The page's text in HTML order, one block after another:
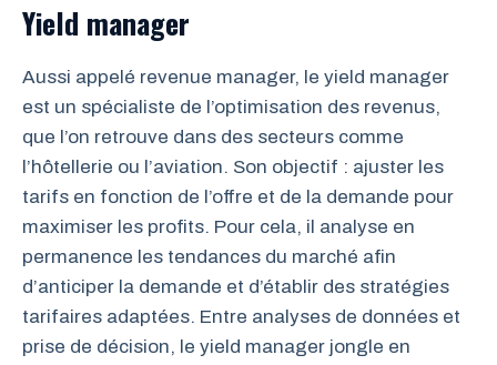
Yield manager
Aussi appelé revenue manager, le yield manager
est un spécialiste de l’optimisation des revenus,
que l’on retrouve dans des secteurs comme
l’hôtellerie ou l’aviation. Son objectif : ajuster les
tarifs en fonction de l’offre et de la demande pour
maximiser les profits. Pour cela, il analyse en
permanence les tendances du marché afin
d’anticiper la demande et d’établir des stratégies
tarifaires adaptées. Entre analyses de données et
prise de décision, le yield manager jongle en